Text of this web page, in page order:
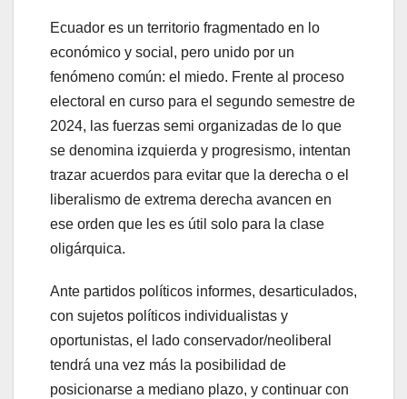
Ecuador es un territorio fragmentado en lo
económico y social, pero unido por un
fenómeno común: el miedo. Frente al proceso
electoral en curso para el segundo semestre de
2024, las fuerzas semi organizadas de lo que
se denomina izquierda y progresismo, intentan
trazar acuerdos para evitar que la derecha o el
liberalismo de extrema derecha avancen en
ese orden que les es útil solo para la clase
oligárquica.
Ante partidos políticos informes, desarticulados,
con sujetos políticos individualistas y
oportunistas, el lado conservador/neoliberal
tendrá una vez más la posibilidad de
posicionarse a mediano plazo, y continuar con